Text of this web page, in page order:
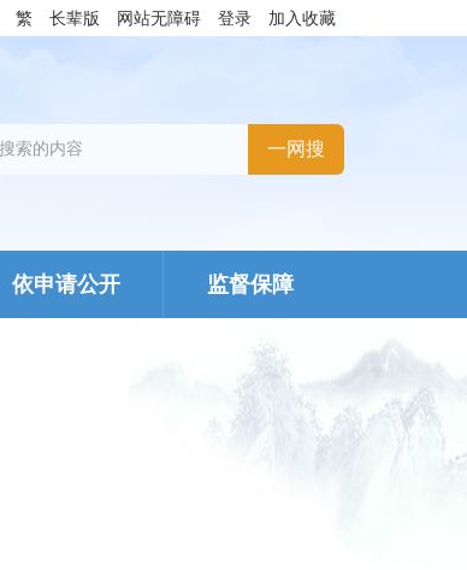
繁 长辈版 网站无障碍 登录 加入收藏
依申请公开 监督保障